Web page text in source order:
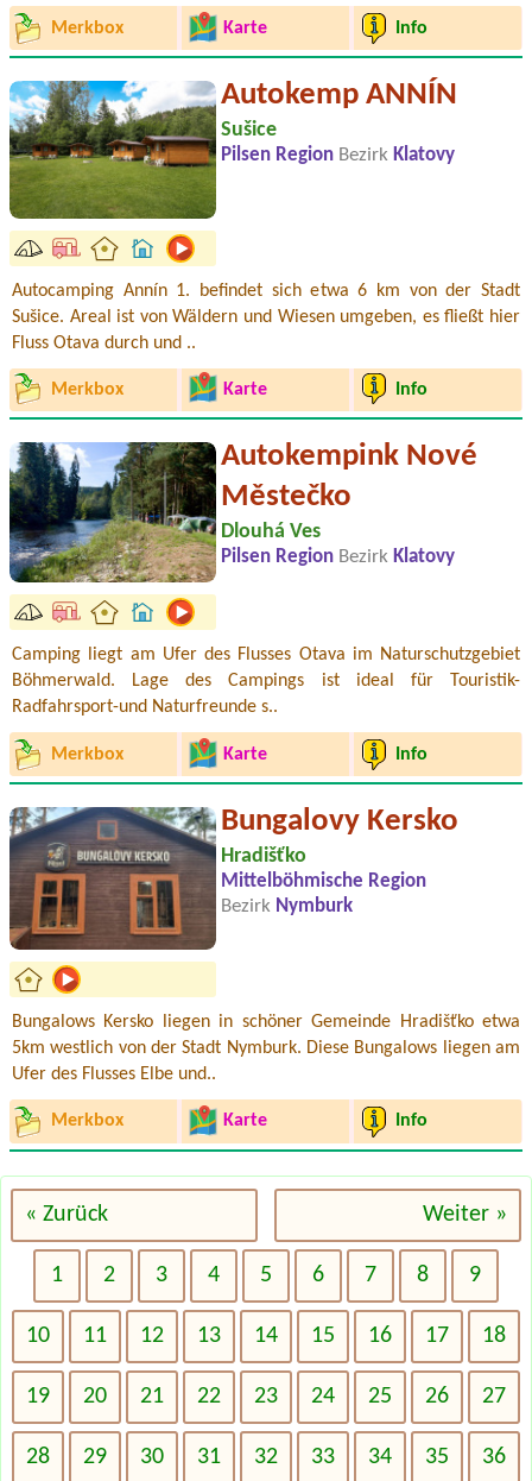
Merkbox Karte Info
Autokemp ANNÍN
Sušice
Pilsen Region Bezirk Klatovy
Autocamping Annín 1. befindet sich etwa 6 km von der Stadt
Sušice. Areal ist von Wäldern und Wiesen umgeben, es fließt hier
Fluss Otava durch und ..
Merkbox Karte Info
Autokempink Nové
Městečko
Dlouhá Ves
Pilsen Region Bezirk Klatovy
Camping liegt am Ufer des Flusses Otava im Naturschutzgebiet
Böhmerwald. Lage des Campings ist ideal für Touristik-
Radfahrsport-und Naturfreunde s..
Merkbox Karte Info
Bungalovy Kersko
Hradišťko
Mittelböhmische Region
Bezirk Nymburk
Bungalows Kersko liegen in schöner Gemeinde Hradišťko etwa
5km westlich von der Stadt Nymburk. Diese Bungalows liegen am
Ufer des Flusses Elbe und..
Merkbox Karte Info
« Zurück Weiter »
1 2 3 4 5 6 7 8 9
10 11 12 13 14 15 16 17 18
19 20 21 22 23 24 25 26 27
28 29 30 31 32 33 34 35 36